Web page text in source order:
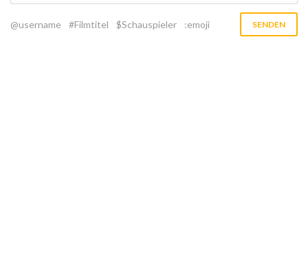
@username #Filmtitel $Schauspieler :emoji